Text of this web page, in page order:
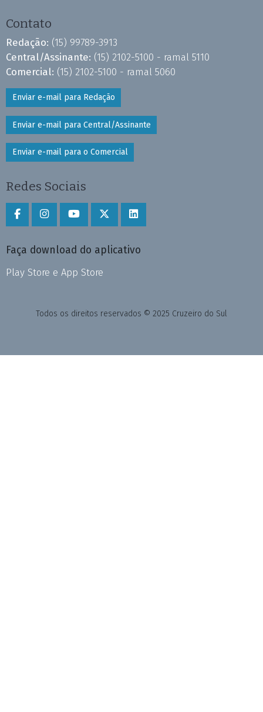
Contato
Redação: (15) 99789-3913
Central/Assinante: (15) 2102-5100 - ramal 5110
Comercial: (15) 2102-5100 - ramal 5060
Enviar e-mail para Redação
Enviar e-mail para Central/Assinante
Enviar e-mail para o Comercial
Redes Sociais
Faça download do aplicativo
Play Store e App Store
Todos os direitos reservados © 2025 Cruzeiro do Sul